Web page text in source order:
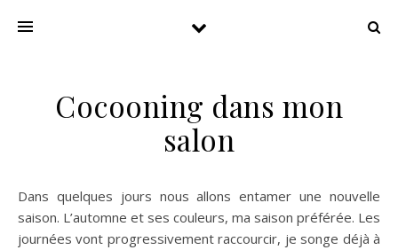
Cocooning dans mon
salon
Dans quelques jours nous allons entamer une nouvelle
saison. L’automne et ses couleurs, ma saison préférée. Les
journées vont progressivement raccourcir, je songe déjà à